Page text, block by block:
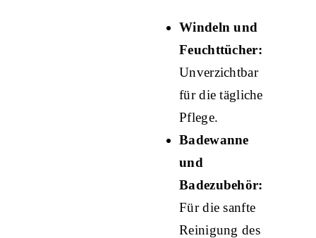
Windeln und
Feuchttücher:
Unverzichtbar
für die tägliche
Pflege.
Badewanne
und
Badezubehör:
Für die sanfte
Reinigung des